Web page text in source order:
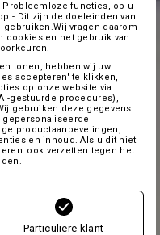
Probleemloze functies, op u
- Dit zijn de doeleinden van
vragen daarom
cookies en het gebruik van
tonen, hebben wij uw
accepteren' te klikken,
op onze website via
gestuurde procedures),
gebruiken deze gegevens
productaanbevelingen,
en inhoud. Als u dit niet
ook verzetten tegen het
Particuliere klant